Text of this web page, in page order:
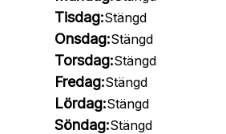
Tisdag:Stängd
Onsdag:Stängd
Torsdag:Stängd
Fredag:Stängd
Lördag:Stängd
Söndag:Stängd